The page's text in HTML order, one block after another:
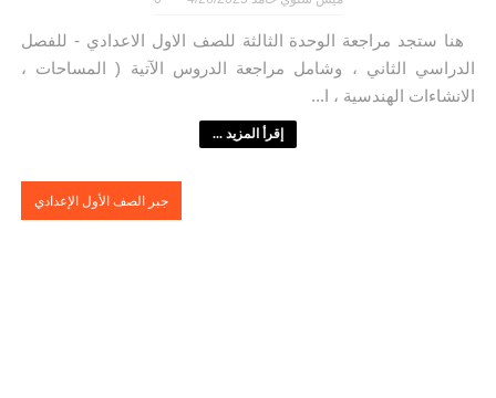
هنا ستجد مراجعة الوحدة الثالثة للصف الاول الاعدادي - للفصل
الدراسي الثاني ، وشامل مراجعة الدروس الآتية ( المساحات ،
الانشاءات الهندسية ، ا...
إقرأ المزيد ...
جبر الصف الأول الإعدادي